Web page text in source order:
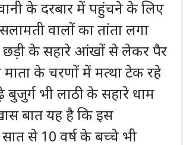
के दरबार में पहुंचने के लिए
वालों का तांता लगा
छड़ी के सहारे आंखों से लेकर पैर
माता के चरणों में मत्था टेक रहे
भी लाठी के सहारे धाम
बात यह है कि इस
सात से 10 वर्ष के बच्चे भी